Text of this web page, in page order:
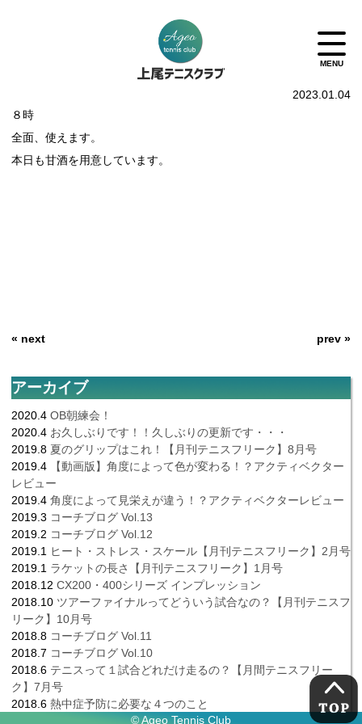
2023.01.04
８時
全面、使えます。
本日も甘酒を用意しています。
« next prev »
アーカイブ
2020.4 OB朝練会！
2020.4 お久しぶりです！！久しぶりの更新です・・・
2019.8 夏のグリップはこれ！【月刊テニスフリーク】8月号
2019.4
【動画版】角度によって色が変わる！？アクティベクター
レビュー
2019.4 角度によって見栄えが違う！？アクティベクターレビュー
2019.3 コーチブログ Vol.13
2019.2 コーチブログ Vol.12
2019.1 ヒート・ストレス・スケール【月刊テニスフリーク】2月号
2019.1 ラケットの長さ【月刊テニスフリーク】1月号
2018.12 CX200・400シリーズ インプレッション
2018.10 ツアーファイナルってどういう試合なの？【月刊テニスフ
リーク】10月号
2018.8 コーチブログ Vol.11
2018.7 コーチブログ Vol.10
2018.6 テニスって１試合どれだけ走るの？【月間テニスフリー
ク】7月号
2018.6 熱中症予防に必要な４つのこと
© Ageo Tennis Club